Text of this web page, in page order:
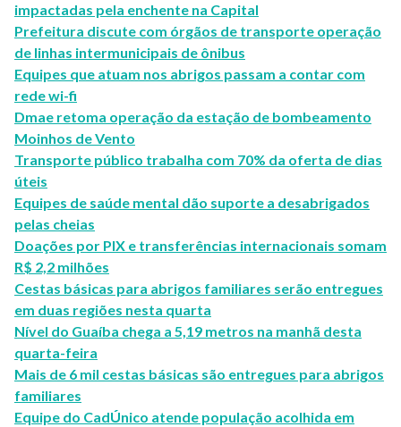
impactadas pela enchente na Capital
Prefeitura discute com órgãos de transporte operação
de linhas intermunicipais de ônibus
Equipes que atuam nos abrigos passam a contar com
rede wi-fi
Dmae retoma operação da estação de bombeamento
Moinhos de Vento
Transporte público trabalha com 70% da oferta de dias
úteis
Equipes de saúde mental dão suporte a desabrigados
pelas cheias
Doações por PIX e transferências internacionais somam
R$ 2,2 milhões
Cestas básicas para abrigos familiares serão entregues
em duas regiões nesta quarta
Nível do Guaíba chega a 5,19 metros na manhã desta
quarta-feira
Mais de 6 mil cestas básicas são entregues para abrigos
familiares
Equipe do CadÚnico atende população acolhida em